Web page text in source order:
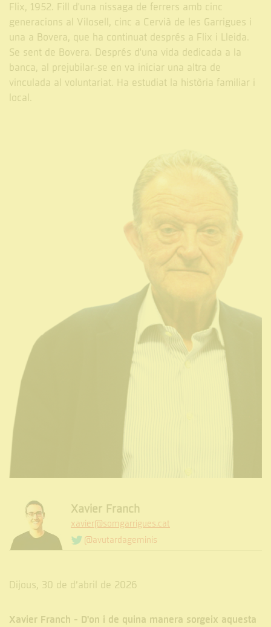
Flix, 1952. Fill d'una nissaga de ferrers amb cinc
generacions al Vilosell, cinc a Cervià de les Garrigues i
una a Bovera, que ha continuat després a Flix i Lleida.
Se sent de Bovera. Després d'una vida dedicada a la
banca, al prejubilar-se en va iniciar una altra de
vinculada al voluntariat. Ha estudiat la història familiar i
local.
Xavier Franch
xavier@somgarrigues.cat
@avutardageminis
Dijous, 30 de d’abril de 2026
Xavier Franch - D'on i de quina manera sorgeix aquesta